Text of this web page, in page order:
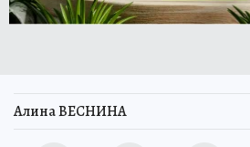
Алина ВЕСНИНА